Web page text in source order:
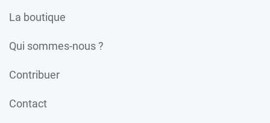
La boutique
Qui sommes-nous ?
Contribuer
Contact